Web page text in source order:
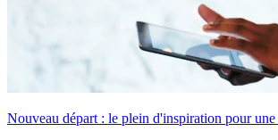
Nouveau départ : le plein d'inspiration pour